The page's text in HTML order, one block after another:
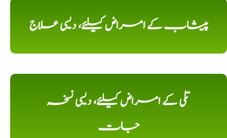
پیشاب کے امراض کیلئے، دیسی علاج
تلی کے امراض کیلئے، دیسی نسخہ
جات